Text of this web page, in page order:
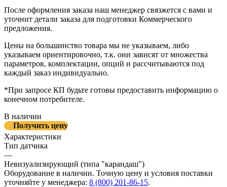
После оформления заказа наш менеджер связжется с вами и
уточнит детали заказа для подготовки Коммерческого
предложения.
Цены на большинство товара мы не указываем, либо
указываем ориентировочно, т.к. они зависят от множества
параметров, комплектации, опций и рассчитываются под
каждый заказ индивидуально.
*При запросе КП будьте готовы предоставить информацию о
конечном потребителе.
В наличии
Получить цену
Характеристики
Тип датчика
—
Невизуализирующий (типа "карандаш")
Оборудование в наличии. Точную цену и условия поставки
уточняйте у менеджера: 8 (800) 201-86-15.